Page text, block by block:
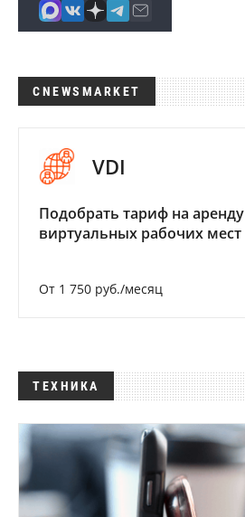
CNEWSMARKET
VDI
Подобрать тариф на аренду
виртуальных рабочих мест
От 1 750 руб./месяц
ТЕХНИКА